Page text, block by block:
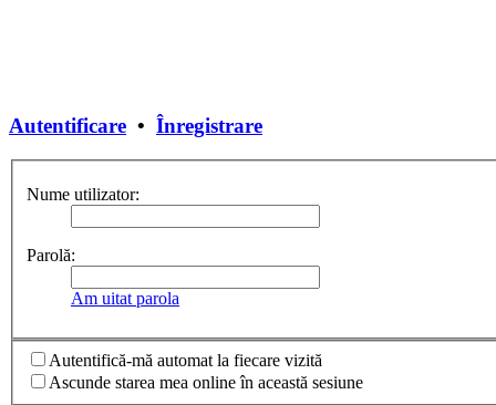
Autentificare • Înregistrare
Nume utilizator:
Parolă:
Am uitat parola
Autentifică-mă automat la fiecare vizită
Ascunde starea mea online în această sesiune